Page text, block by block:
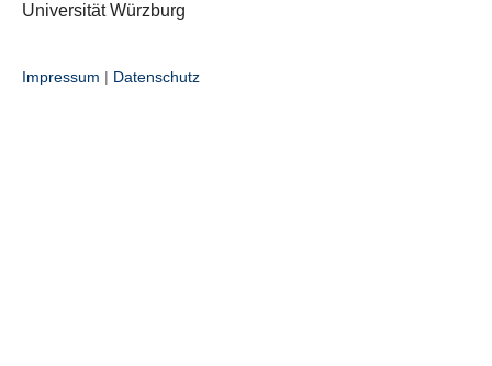
Universität Würzburg
Impressum | Datenschutz